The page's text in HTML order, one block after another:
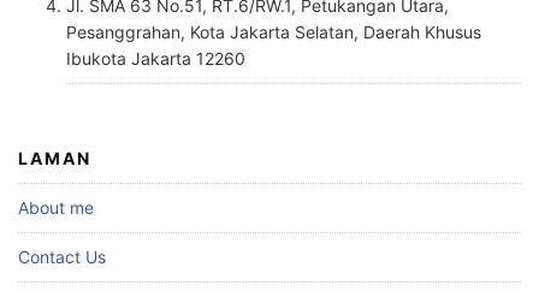
Jl. SMA 63 No.51, RT.6/RW.1, Petukangan Utara,
Pesanggrahan, Kota Jakarta Selatan, Daerah Khusus
Ibukota Jakarta 12260
LAMAN
About me
Contact Us